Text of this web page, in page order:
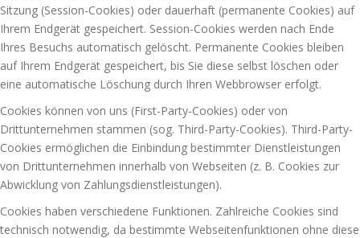
Sitzung (Session-Cookies) oder dauerhaft (permanente Cookies) auf
Ihrem Endgerät gespeichert. Session-Cookies werden nach Ende
Ihres Besuchs automatisch gelöscht. Permanente Cookies bleiben
auf Ihrem Endgerät gespeichert, bis Sie diese selbst löschen oder
eine automatische Löschung durch Ihren Webbrowser erfolgt.
Cookies können von uns (First-Party-Cookies) oder von
Drittunternehmen stammen (sog. Third-Party-Cookies). Third-Party-
Cookies ermöglichen die Einbindung bestimmter Dienstleistungen
von Drittunternehmen innerhalb von Webseiten (z. B. Cookies zur
Abwicklung von Zahlungsdienstleistungen).
Cookies haben verschiedene Funktionen. Zahlreiche Cookies sind
technisch notwendig, da bestimmte Webseitenfunktionen ohne diese